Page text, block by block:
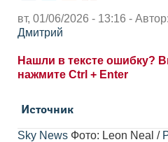
вт, 01/06/2026 - 13:16 - Автор:
Дмитрий
Нашли в тексте ошибку?
нажмите Ctrl + Enter
Источник
Sky News Фото: Leon Neal /